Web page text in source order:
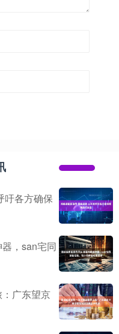
吁各方确保
，san宅同
广东望京